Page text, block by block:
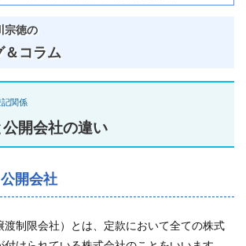
宗徳の
＆コラム
関係
開会社の違い
開会社
渡制限会社）とは、定款において全ての株式